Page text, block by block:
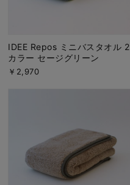
IDEE Repos ミニバスタオル 2
カラー セージグリーン
￥2,970